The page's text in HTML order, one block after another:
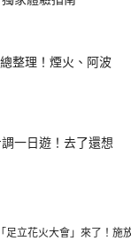
足立花火大會」來了！
整理！煙火、阿波
一日遊！去了還想